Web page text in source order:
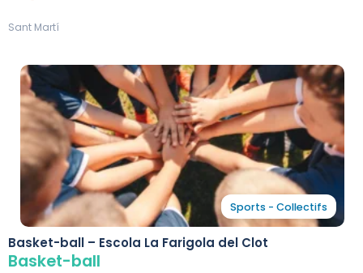
Sant Martí
Sports - Collectifs
Basket-ball – Escola La Farigola del Clot
Basket-ball